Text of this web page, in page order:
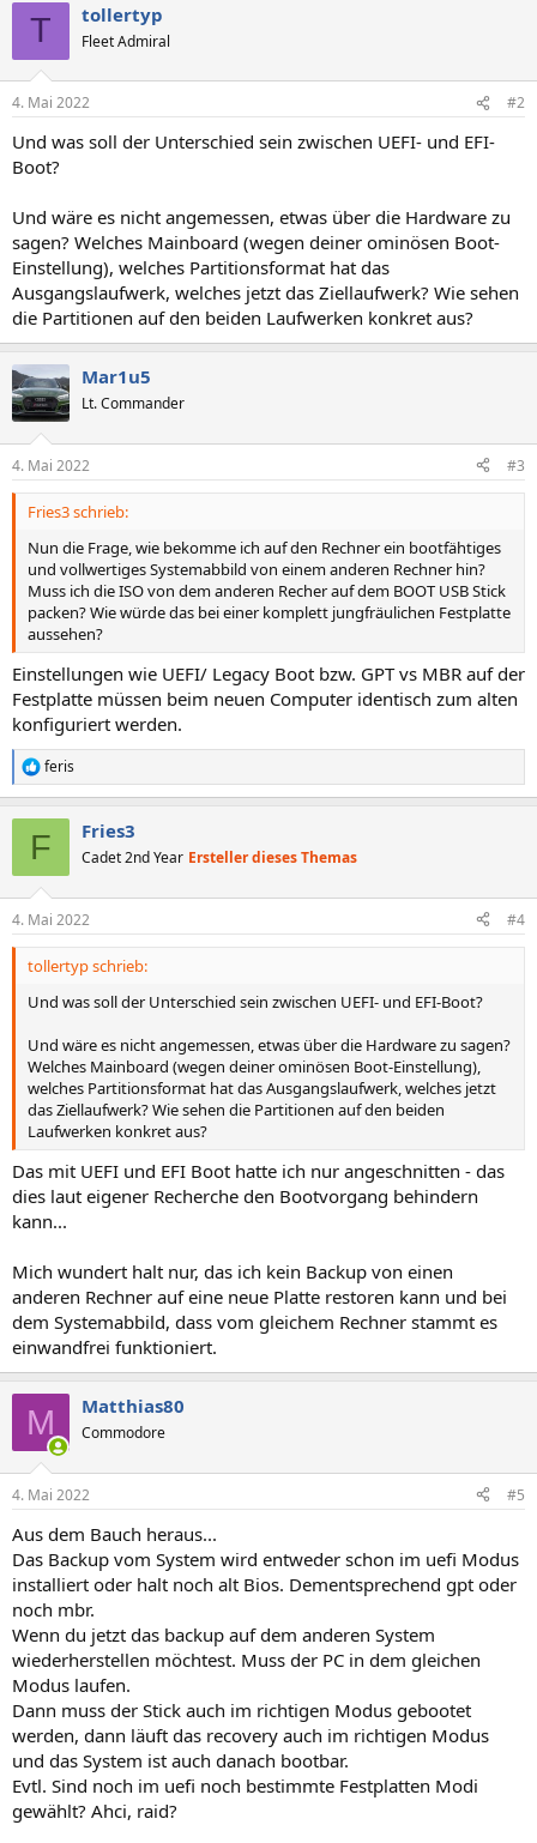
T tollertyp
Fleet Admiral
4. Mai 2022 #2
Und was soll der Unterschied sein zwischen UEFI- und EFI-
Boot?
Und wäre es nicht angemessen, etwas über die Hardware zu
sagen? Welches Mainboard (wegen deiner ominösen Boot-
Einstellung), welches Partitionsformat hat das
Ausgangslaufwerk, welches jetzt das Ziellaufwerk? Wie sehen
die Partitionen auf den beiden Laufwerken konkret aus?
Mar1u5
Lt. Commander
4. Mai 2022 #3
Fries3 schrieb:
Nun die Frage, wie bekomme ich auf den Rechner ein bootfähtiges
und vollwertiges Systemabbild von einem anderen Rechner hin?
Muss ich die ISO von dem anderen Recher auf dem BOOT USB Stick
packen? Wie würde das bei einer komplett jungfräulichen Festplatte
aussehen?
Einstellungen wie UEFI/ Legacy Boot bzw. GPT vs MBR auf der
Festplatte müssen beim neuen Computer identisch zum alten
konfiguriert werden.
R
e
e
n
feris
F Fries3
Cadet 2nd Year Ersteller dieses Themas
4. Mai 2022 #4
tollertyp schrieb:
Und was soll der Unterschied sein zwischen UEFI- und EFI-Boot?
Und wäre es nicht angemessen, etwas über die Hardware zu sagen?
Welches Mainboard (wegen deiner ominösen Boot-Einstellung),
welches Partitionsformat hat das Ausgangslaufwerk, welches jetzt
das Ziellaufwerk? Wie sehen die Partitionen auf den beiden
Laufwerken konkret aus?
Das mit UEFI und EFI Boot hatte ich nur angeschnitten - das
dies laut eigener Recherche den Bootvorgang behindern
kann...
Mich wundert halt nur, das ich kein Backup von einen
anderen Rechner auf eine neue Platte restoren kann und bei
dem Systemabbild, dass vom gleichem Rechner stammt es
einwandfrei funktioniert.
M Matthias80
Commodore
4. Mai 2022 #5
Aus dem Bauch heraus...
Das Backup vom System wird entweder schon im uefi Modus
installiert oder halt noch alt Bios. Dementsprechend gpt oder
noch mbr.
Wenn du jetzt das backup auf dem anderen System
wiederherstellen möchtest. Muss der PC in dem gleichen
Modus laufen.
Dann muss der Stick auch im richtigen Modus gebootet
werden, dann läuft das recovery auch im richtigen Modus
und das System ist auch danach bootbar.
Evtl. Sind noch im uefi noch bestimmte Festplatten Modi
gewählt? Ahci, raid?